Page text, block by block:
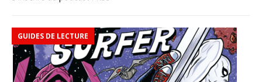
GUIDES DE LECTURE